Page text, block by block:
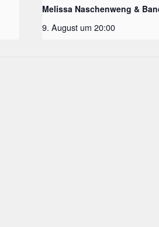
Melissa Naschenweng &
9. August um 20:00